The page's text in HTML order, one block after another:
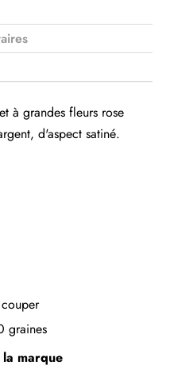
à grandes fleurs rose
d'aspect satiné.
graines
marque